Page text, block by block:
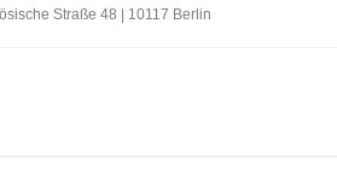
Straße 48 | 10117 Berlin